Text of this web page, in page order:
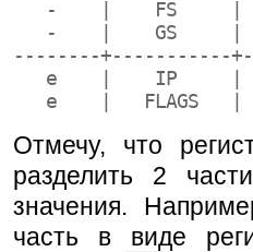
-    |    FS     |
-    |    GS     |
--------+-----------
   e    |    IP     |
   e    |   FLAGS   |
Отмечу, что
разделить 2
значения.
часть в виде